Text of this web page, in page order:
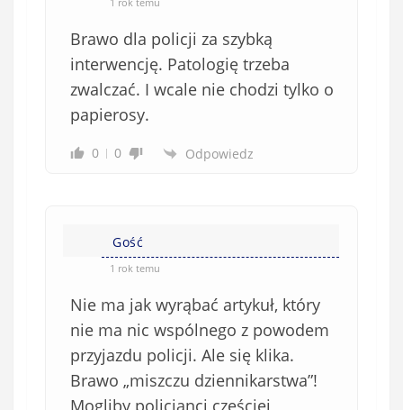
Brawo dla policji za szybką
interwencję. Patologię trzeba
zwalczać. I wcale nie chodzi tylko o
papierosy.
0 0 Odpowiedz
Gość
1 rok temu
Nie ma jak wyrąbać artykuł, który
nie ma nic wspólnego z powodem
przyjazdu policji. Ale się klika.
Brawo „miszczu dziennikarstwa”!
Mogliby policjanci częściej